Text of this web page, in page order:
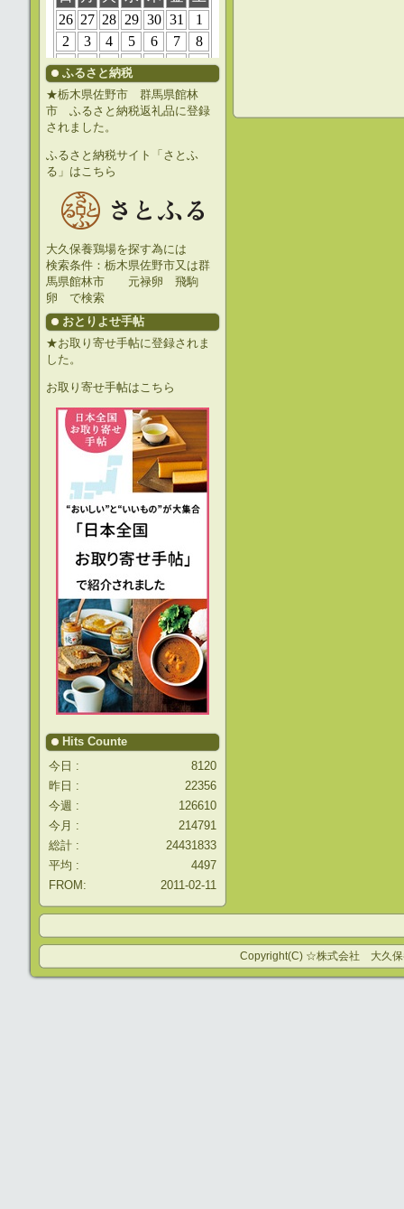
ふるさと納税
★栃木県佐野市 群馬県館林
市 ふるさと納税返礼品に登録
されました。
ふるさと納税サイト「さとふ
る」はこちら
大久保養鶏場を探す為には
検索条件：栃木県佐野市又は群
馬県館林市 元禄卵 飛駒
卵 で検索
おとりよせ手帖
★お取り寄せ手帖に登録されま
した。
お取り寄せ手帖はこちら
Hits Counte
今日 :
8120
昨日 :
22356
今週 :
126610
今月 :
214791
総計 :
24431833
平均 :
4497
FROM:
2011-02-11
Copyright(C) ☆株式会社 大久